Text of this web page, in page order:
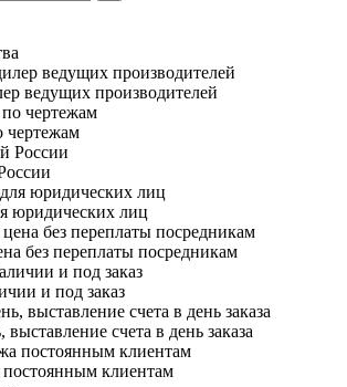
ведущих производителей
чертежам
юридических лиц
без переплаты посредникам
и под заказ
выставление счета в день заказа
постоянным клиентам